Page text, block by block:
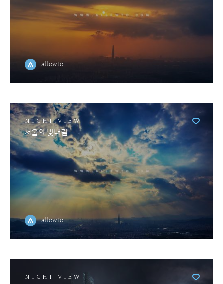
allowto
NIGHT VIEW
서울의 빛내림
allowto
NIGHT VIEW